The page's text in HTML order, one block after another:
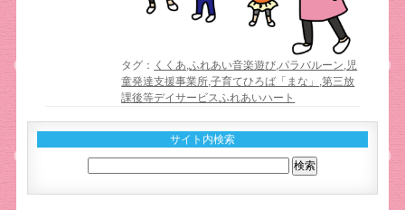
タグ： くくあ ,ふれあい音楽遊び パラバルーン 児
童発達支援事業所 ,子育てひろば「まな」 ,第三放
課後等デイサービスふれあいハート
サイト内検索